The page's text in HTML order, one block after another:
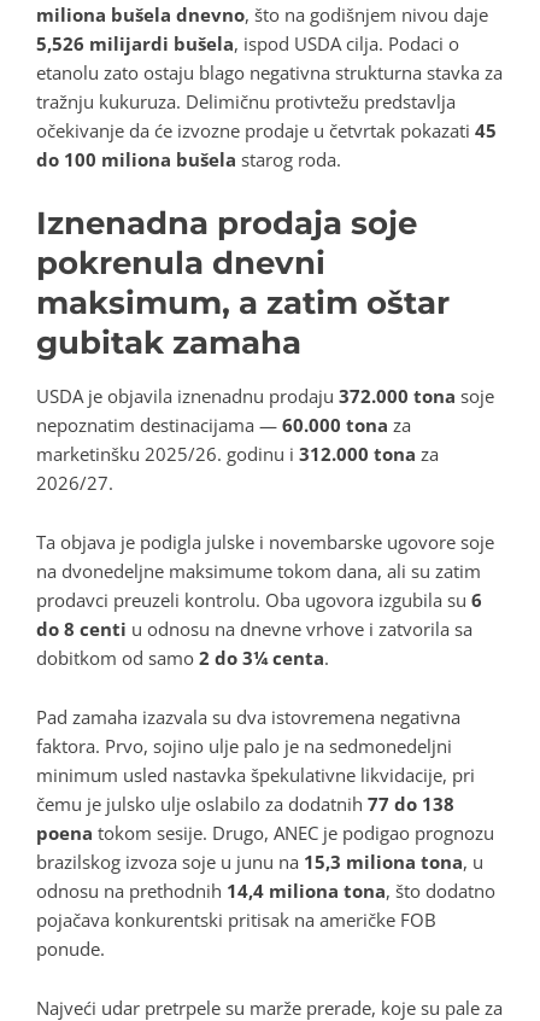
miliona bušela dnevno, što na godišnjem nivou daje
5,526 milijardi bušela, ispod USDA cilja. Podaci o
etanolu zato ostaju blago negativna strukturna stavka za
tražnju kukuruza. Delimičnu protivtežu predstavlja
očekivanje da će izvozne prodaje u četvrtak pokazati 45
do 100 miliona bušela starog roda.
Iznenadna prodaja soje
pokrenula dnevni
maksimum, a zatim oštar
gubitak zamaha
USDA je objavila iznenadnu prodaju 372.000 tona soje
nepoznatim destinacijama — 60.000 tona za
marketinšku 2025/26. godinu i 312.000 tona za
2026/27.
Ta objava je podigla julske i novembarske ugovore soje
na dvonedeljne maksimume tokom dana, ali su zatim
prodavci preuzeli kontrolu. Oba ugovora izgubila su 6
do 8 centi u odnosu na dnevne vrhove i zatvorila sa
dobitkom od samo 2 do 3¼ centa.
Pad zamaha izazvala su dva istovremena negativna
faktora. Prvo, sojino ulje palo je na sedmonedeljni
minimum usled nastavka špekulativne likvidacije, pri
čemu je julsko ulje oslabilo za dodatnih 77 do 138
poena tokom sesije. Drugo, ANEC je podigao prognozu
brazilskog izvoza soje u junu na 15,3 miliona tona, u
odnosu na prethodnih 14,4 miliona tona, što dodatno
pojačava konkurentski pritisak na američke FOB
ponude.
Najveći udar pretrpele su marže prerade, koje su pale za